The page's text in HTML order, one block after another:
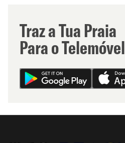
Traz a Tua Praia
Para o Telemóvel